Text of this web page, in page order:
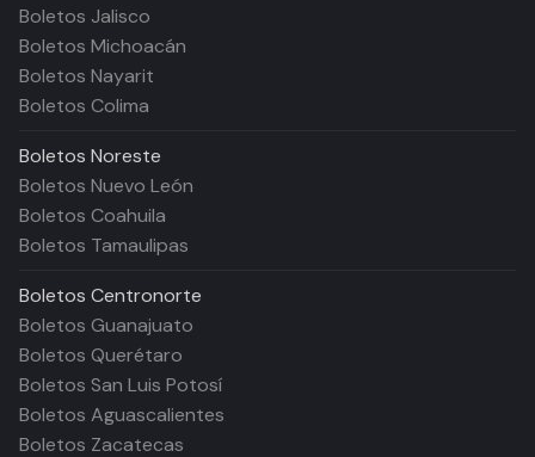
Boletos Jalisco
Boletos Michoacán
Boletos Nayarit
Boletos Colima
Boletos Noreste
Boletos Nuevo León
Boletos Coahuila
Boletos Tamaulipas
Boletos Centronorte
Boletos Guanajuato
Boletos Querétaro
Boletos San Luis Potosí
Boletos Aguascalientes
Boletos Zacatecas